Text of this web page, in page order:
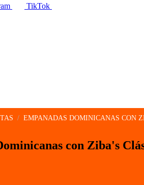
TikTok
/ EMPANADAS DOMINICANAS CON
con Ziba's